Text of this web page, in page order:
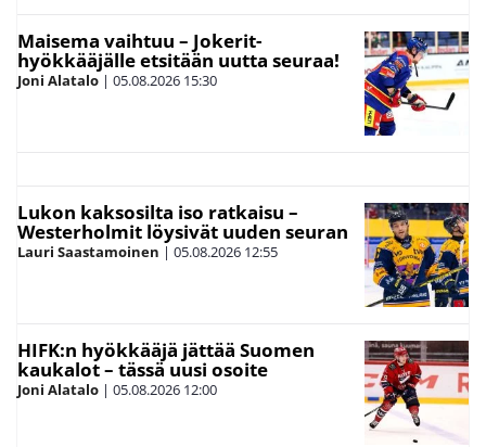
Maisema vaihtuu – Jokerit-
hyökkääjälle etsitään uutta seuraa!
Joni Alatalo | 05.08.2026 15:30
Lukon kaksosilta iso ratkaisu –
Westerholmit löysivät uuden seuran
Lauri Saastamoinen | 05.08.2026 12:55
HIFK:n hyökkääjä jättää Suomen
kaukalot – tässä uusi osoite
Joni Alatalo | 05.08.2026 12:00